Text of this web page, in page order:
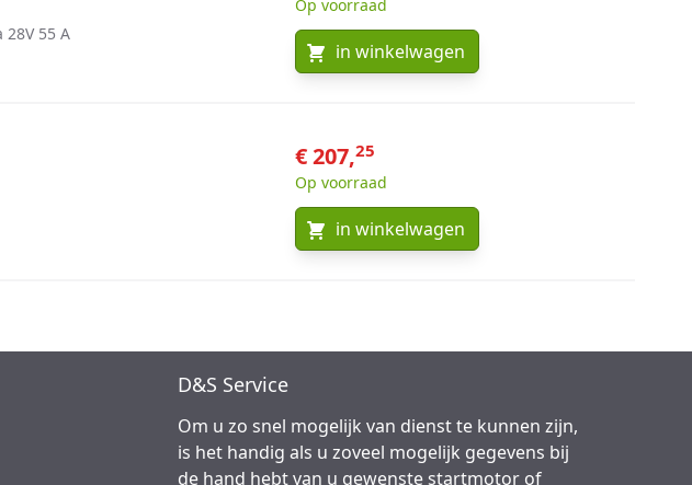
55 A
Op voorraad
in winkelwagen
€ 207,25
Op voorraad
in winkelwagen
D&S Service
Om u zo snel mogelijk van dienst te kunnen zijn,
is het handig als u zoveel mogelijk gegevens bij
de hand hebt van u gewenste startmotor of